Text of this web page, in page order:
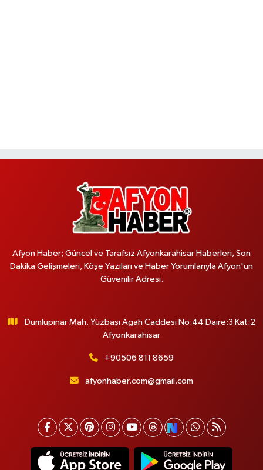
Afyon Haber; Güncel ve Tarafsız Afyonkarahisar Haberleri, Son
Dakika Gelişmeleri, Köşe Yazıları ve Haber Yorumlarıyla Afyon'un
Güvenilir Adresi.
Dumlupınar Mah. Yüzbaşı Agah Caddesi No:44 Daire:3 Kat:2
Afyonkarahisar
+90506 811 8659
afyonhaber.com@gmail.com